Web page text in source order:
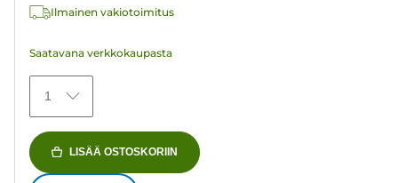
Ilmainen vakiotoimitus
Saatavana verkkokaupasta
1
LISÄÄ OSTOSKORIIN